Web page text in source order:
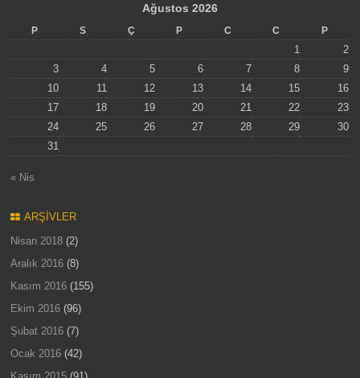
Ağustos 2026
P S Ç P C C P
1
2
3
4 5 6 7 8
9
10
11 12 13 14 15
16
17
18 19 20 21 22
23
24
25 26 27 28 29
30
31
« Nis
ARŞIVLER
Nisan 2018 (2)
Aralık 2016 (8)
Kasım 2016 (155)
Ekim 2016 (96)
Şubat 2016 (7)
Ocak 2016 (42)